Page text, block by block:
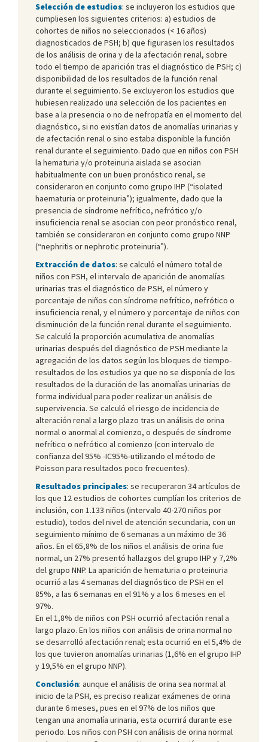
Selección de estudios: se incluyeron los estudios que
cumpliesen los siguientes criterios: a) estudios de
cohortes de niños no seleccionados (< 16 años)
diagnosticados de PSH; b) que figurasen los resultados
de los análisis de orina y de la afectación renal, sobre
todo el tiempo de aparición tras el diagnóstico de PSH; c)
disponibilidad de los resultados de la función renal
durante el seguimiento. Se excluyeron los estudios que
hubiesen realizado una selección de los pacientes en
base a la presencia o no de nefropatía en el momento del
diagnóstico, si no existían datos de anomalías urinarias y
de afectación renal o sino estaba disponible la función
renal durante el seguimiento. Dado que en niños con PSH
la hematuria y/o proteinuria aislada se asocian
habitualmente con un buen pronóstico renal, se
consideraron en conjunto como grupo IHP (“isolated
haematuria or proteinuria”); igualmente, dado que la
presencia de síndrome nefrítico, nefrótico y/o
insuficiencia renal se asocian con peor pronóstico renal,
también se consideraron en conjunto como grupo NNP
(“nephritis or nephrotic proteinuria”).
Extracción de datos: se calculó el número total de
niños con PSH, el intervalo de aparición de anomalías
urinarias tras el diagnóstico de PSH, el número y
porcentaje de niños con síndrome nefrítico, nefrótico o
insuficiencia renal, y el número y porcentaje de niños con
disminución de la función renal durante el seguimiento.
Se calculó la proporción acumulativa de anomalías
urinarias después del diagnóstico de PSH mediante la
agregación de los datos según los bloques de tiempo-
resultados de los estudios ya que no se disponía de los
resultados de la duración de las anomalías urinarias de
forma individual para poder realizar un análisis de
supervivencia. Se calculó el riesgo de incidencia de
alteración renal a largo plazo tras un análisis de orina
normal o anormal al comienzo, o después de síndrome
nefrítico o nefrótico al comienzo (con intervalo de
confianza del 95% -IC95%-utilizando el método de
Poisson para resultados poco frecuentes).
Resultados principales: se recuperaron 34 artículos de
los que 12 estudios de cohortes cumplían los criterios de
inclusión, con 1.133 niños (intervalo 40-270 niños por
estudio), todos del nivel de atención secundaria, con un
seguimiento mínimo de 6 semanas a un máximo de 36
años. En el 65,8% de los niños el análisis de orina fue
normal, un 27% presentó hallazgos del grupo IHP y 7,2%
del grupo NNP. La aparición de hematuria o proteinuria
ocurrió a las 4 semanas del diagnóstico de PSH en el
85%, a las 6 semanas en el 91% y a los 6 meses en el
97%.
En el 1,8% de niños con PSH ocurrió afectación renal a
largo plazo. En los niños con análisis de orina normal no
se desarrolló afectación renal; esta ocurrió en el 5,4% de
los que tuvieron anomalías urinarias (1,6% en el grupo IHP
y 19,5% en el grupo NNP).
Conclusión: aunque el análisis de orina sea normal al
inicio de la PSH, es preciso realizar exámenes de orina
durante 6 meses, pues en el 97% de los niños que
tengan una anomalía urinaria, esta ocurrirá durante ese
periodo. Los niños con PSH con análisis de orina normal